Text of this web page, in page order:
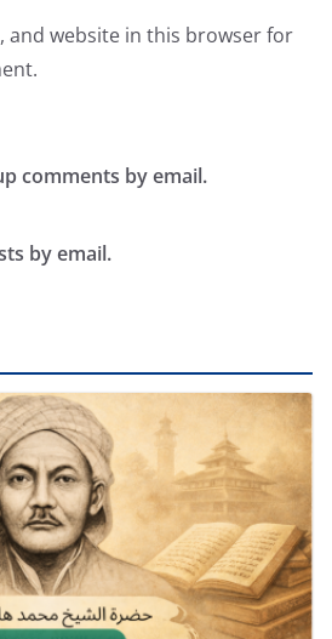
and website in this browser for
comments by email.
by email.